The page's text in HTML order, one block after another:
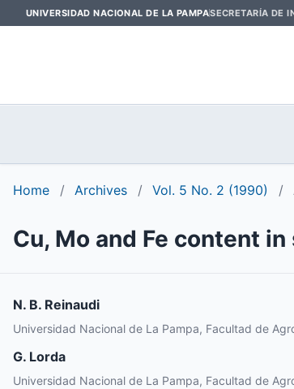
UNIVERSIDAD NACIONAL DE LA PAMPASECRETARÍA DE
Home / Archives / Vol. 5 No. 2 (1990) /
Cu, Mo and Fe content
N. B. Reinaudi
Universidad Nacional de La Pampa, Facultad de
G. Lorda
Universidad Nacional de La Pampa, Facultad de